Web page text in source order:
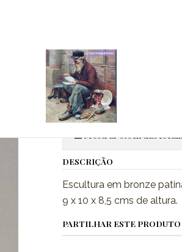
|
Escultura em
Quantidade
Mostrar stock das
DESCRIÇÃO
Escultura em bronze
9 x 10 x 8,5 cms de altura.
PARTILHAR ESTE PRODUTO